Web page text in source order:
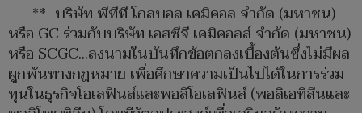
** บริษัท พีทีที โกลบอล เคมิคอล จำกัด (มหาชน)
หรือ GC ร่วมกับบริษัท เอสซีจี เคมิคอลส์ จำกัด (มหาชน)
หรือ SCGC...ลงนามในบันทึกข้อตกลงเบื้องต้นซึ่งไม่มีผล
ผูกพันทางกฎหมาย เพื่อศึกษาความเป็นไปได้ในการร่วม
ทุนในธุรกิจโอเลฟินส์และพอลิโอเลฟินส์ (พอลิเอทิลีนและ